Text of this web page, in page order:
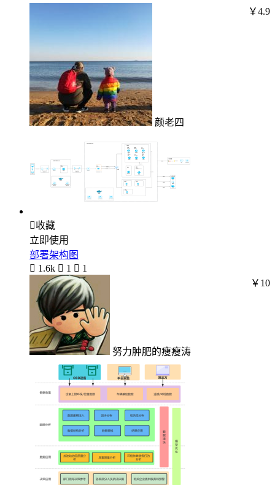
颜老四
￥4.9
收藏
立即使用
部署架构图
 1.6k  1  1
努力肿肥的瘦瘦涛
￥10